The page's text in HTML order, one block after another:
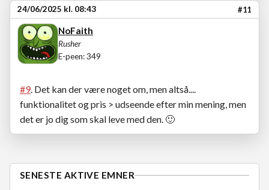
24/06/2025 kl. 08:43 #11
NoFaith
Rusher
E-peen: 349
#9. Det kan der være noget om, men altså....
funktionalitet og pris > udseende efter min mening, men
det er jo dig som skal leve med den. 🙂
SENESTE AKTIVE EMNER